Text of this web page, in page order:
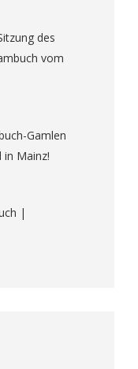
des
vom
Gamlen
in Mainz!
|